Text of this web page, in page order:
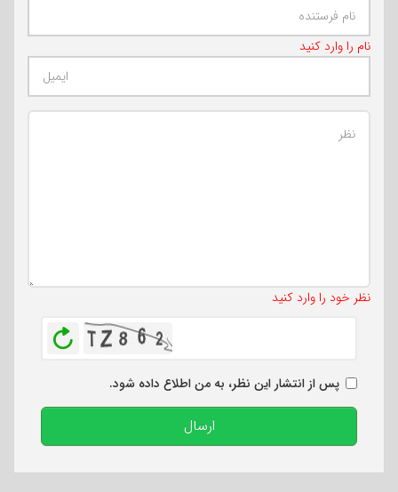
نام را وارد کنید
نظر خود را وارد کنید
پس از انتشار این نظر، به من اطلاع داده شود.
ارسال